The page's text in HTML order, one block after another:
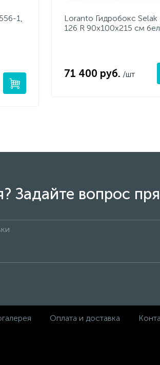
1,
Loranto Гидробокс Selak
126 R 90х100х215 см
71 400 руб. /шт
Задайте вопрос
Оплата и доставка